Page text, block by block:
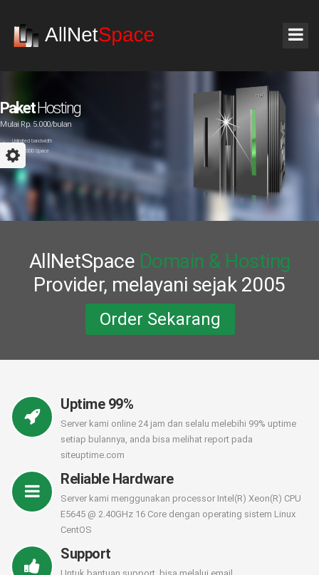
PaketHosting
Mulai Rp. 5.000/bulan
Unlimited bandwidth
75MB SDD Space
Plesk
AllNetSpace Domain & Hosting
Provider, melayani sejak 2005
Order Sekarang
Uptime 99%
Server kami online 24 jam dan selalu melebihi 99% uptime
setiap bulannya, anda bisa melihat report pada
siteuptime.com
Reliable Hardware
Server kami menggunakan processor Intel(R) Xeon(R) CPU
E5645 @ 2.40GHz 16 Core dengan operating sistem Linux
CentOS
Support